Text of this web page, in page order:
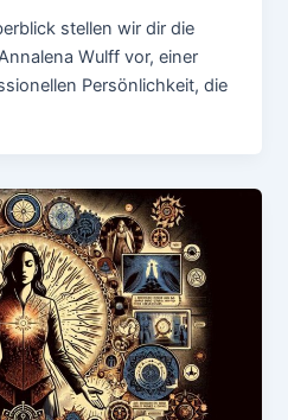
stellen wir dir die
Wulff vor, einer
Persönlichkeit, die